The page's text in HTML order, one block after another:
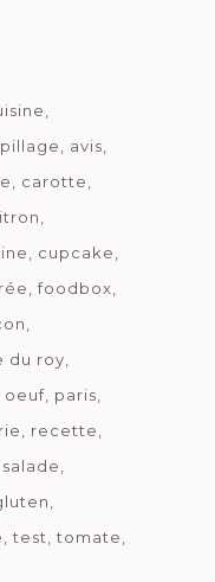
avis
carotte
cupcake
foodbox
du roy
oeuf paris
recette
salade
test
tomate